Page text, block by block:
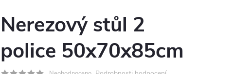
Nerezový stůl 2
police 50x70x85cm